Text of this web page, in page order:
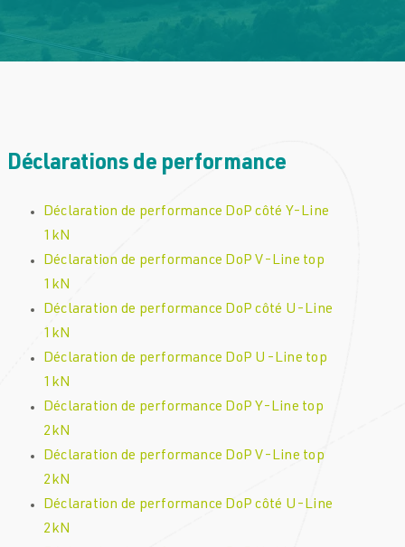
Déclarations de performance
Déclaration de performance DoP côté Y-Line
1kN
Déclaration de performance DoP V-Line top
1kN
Déclaration de performance DoP côté U-Line
1kN
Déclaration de performance DoP U-Line top
1kN
Déclaration de performance DoP Y-Line top
2kN
Déclaration de performance DoP V-Line top
2kN
Déclaration de performance DoP côté U-Line
2kN